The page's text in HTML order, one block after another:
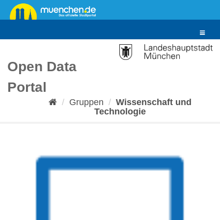
Überspringen
zum
Toggle
Open Data
Portal
Gruppen
Wissenschaft und
Technologie